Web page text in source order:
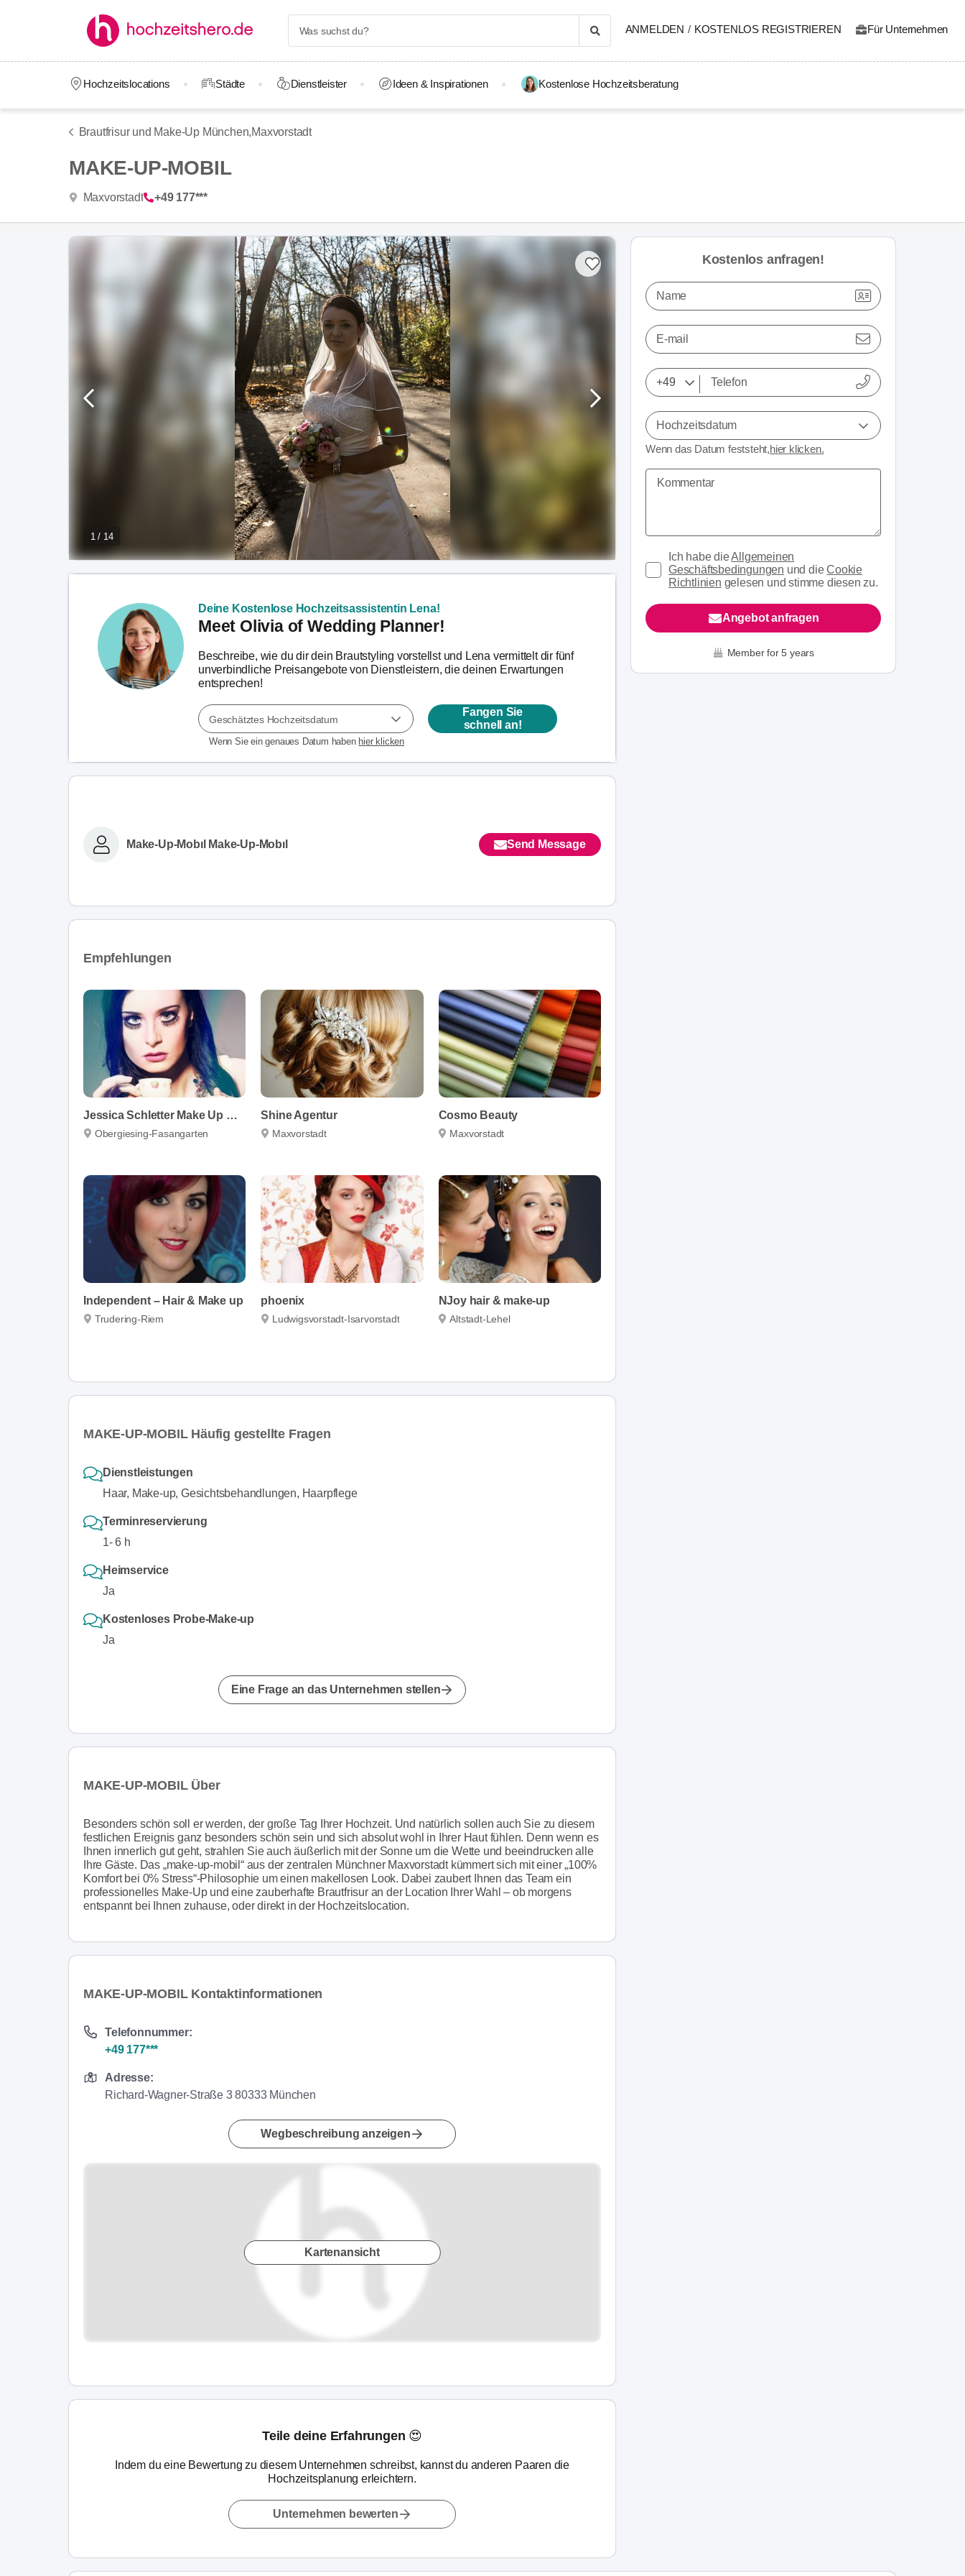
ANMELDEN / KOSTENLOS REGISTRIEREN Für Unternehmen
Hochzeitslocations Städte Dienstleister Ideen & Inspirationen Kostenlose Hochzeitsberatung
Brautfrisur und Make-Up München,Maxvorstadt
MAKE-UP-MOBIL
Maxvorstadt +49 177***
1 / 14
Deine Kostenlose Hochzeitsassistentin Lena!
Meet Olivia of Wedding Planner!
Beschreibe, wie du dir dein Brautstyling vorstellst und Lena vermittelt dir fünf
unverbindliche Preisangebote von Dienstleistern, die deinen Erwartungen
entsprechen!
Geschätztes Hochzeitsdatum
Wenn Sie ein genaues Datum haben hier klicken
Fangen Sie
schnell an!
Make-Up-Mobıl Make-Up-Mobıl Send Message
Empfehlungen
Jessica Schletter Make Up & Hair Artist
Obergiesing-Fasangarten
Shine Agentur
Maxvorstadt
Cosmo Beauty
Maxvorstadt
Independent – Hair & Make up
Trudering-Riem
phoenix
Ludwigsvorstadt-Isarvorstadt
NJoy hair & make-up
Altstadt-Lehel
MAKE-UP-MOBIL Häufig gestellte Fragen
Dienstleistungen
Haar, Make-up, Gesichtsbehandlungen, Haarpflege
Terminreservierung
1- 6 h
Heimservice
Ja
Kostenloses Probe-Make-up
Ja
Eine Frage an das Unternehmen stellen
MAKE-UP-MOBIL Über
Besonders schön soll er werden, der große Tag Ihrer Hochzeit. Und natürlich sollen auch Sie zu diesem
festlichen Ereignis ganz besonders schön sein und sich absolut wohl in Ihrer Haut fühlen. Denn wenn es
Ihnen innerlich gut geht, strahlen Sie auch äußerlich mit der Sonne um die Wette und beeindrucken alle
Ihre Gäste. Das „make-up-mobil“ aus der zentralen Münchner Maxvorstadt kümmert sich mit einer „100%
Komfort bei 0% Stress“-Philosophie um einen makellosen Look. Dabei zaubert Ihnen das Team ein
professionelles Make-Up und eine zauberhafte Brautfrisur an der Location Ihrer Wahl – ob morgens
entspannt bei Ihnen zuhause, oder direkt in der Hochzeitslocation.
MAKE-UP-MOBIL Kontaktinformationen
Telefonnummer:
+49 177***
Adresse:
Richard-Wagner-Straße 3 80333 München
Wegbeschreibung anzeigen
Kartenansicht
Teile deine Erfahrungen 😍
Indem du eine Bewertung zu diesem Unternehmen schreibst, kannst du anderen Paaren die
Hochzeitsplanung erleichtern.
Unternehmen bewerten
Kostenlos anfragen!
Name
E-mail
Hochzeitsdatum
Wenn das Datum feststeht,hier klicken.
Ich habe dieAllgemeinen
Geschäftsbedingungen und dieCookie
Richtlinien gelesen und stimme diesen zu.
Angebot anfragen
Member for 5 years